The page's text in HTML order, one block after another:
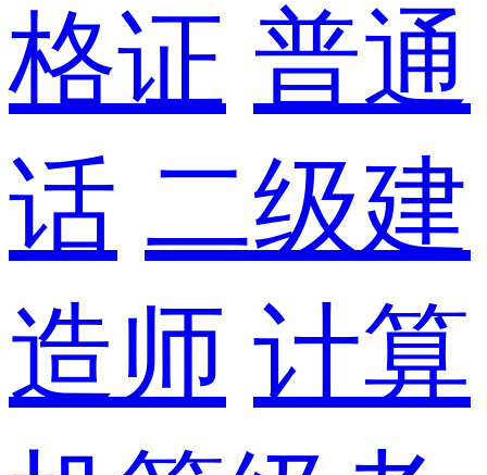
格证 普通
话 二级建
造师 计算